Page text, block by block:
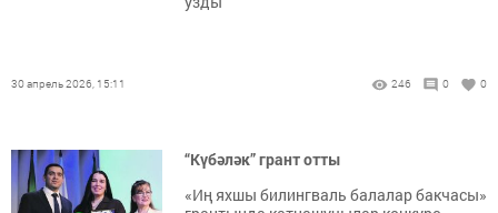
30 апрель 2026, 15:11 246 0 0
“Күбәләк” грант отты
«Иң яхшы билингваль балалар бакчасы»